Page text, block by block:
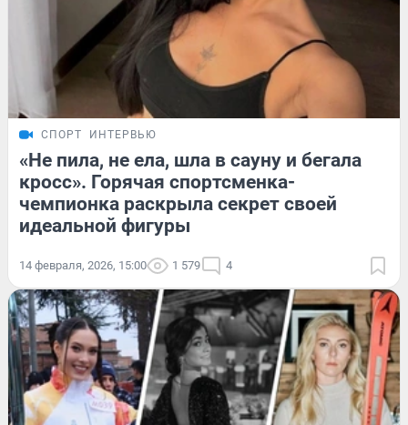
СПОРТ ИНТЕРВЬЮ
«Не пила, не ела, шла в сауну и бегала
кросс». Горячая спортсменка-
чемпионка раскрыла секрет своей
идеальной фигуры
14 февраля, 2026, 15:00 1 579 4